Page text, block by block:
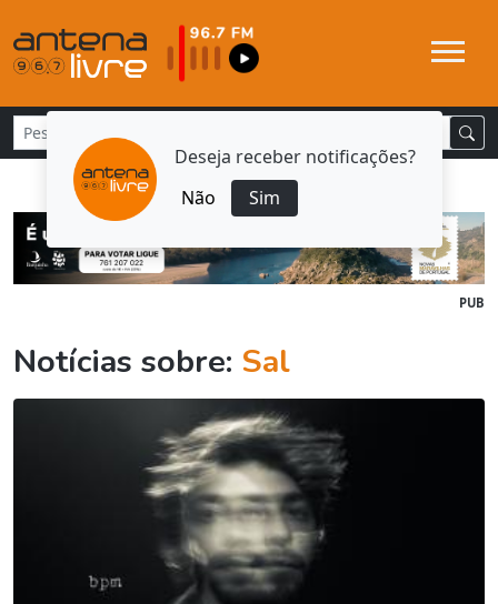
Deseja receber notificações?
Não
Sim
PUB
Notícias sobre: Sal